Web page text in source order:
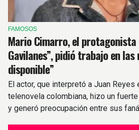
FAMOSOS
Mario Cimarro, el protagonista
Gavilanes”, pidió trabajo en las
disponible”
El actor, que interpretó a Juan Reyes
telenovela colombiana, hizo un
y generó preocupación entre sus